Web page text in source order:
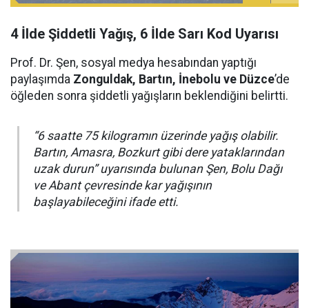
4 İlde Şiddetli Yağış, 6 İlde Sarı Kod Uyarısı
Prof. Dr. Şen, sosyal medya hesabından yaptığı
paylaşımda Zonguldak, Bartın, İnebolu ve Düzce’de
öğleden sonra şiddetli yağışların beklendiğini belirtti.
“6 saatte 75 kilogramın üzerinde yağış olabilir.
Bartın, Amasra, Bozkurt gibi dere yataklarından
uzak durun” uyarısında bulunan Şen, Bolu Dağı
ve Abant çevresinde kar yağışının
başlayabileceğini ifade etti.